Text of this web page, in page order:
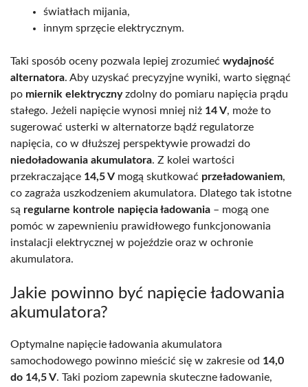
światłach mijania,
innym sprzęcie elektrycznym.
Taki sposób oceny pozwala lepiej zrozumieć wydajność
alternatora. Aby uzyskać precyzyjne wyniki, warto sięgnąć
po miernik elektrycznyzdolny do pomiaru napięcia prądu
stałego. Jeżeli napięcie wynosi mniej niż 14 V, może to
sugerować usterki w alternatorze bądź regulatorze
napięcia, co w dłuższej perspektywie prowadzi do
niedoładowania akumulatora. Z kolei wartości
przekraczające 14,5 V mogą skutkować przeładowaniem,
co zagraża uszkodzeniem akumulatora. Dlatego tak istotne
są regularne kontrole napięcia ładowania – mogą one
pomóc w zapewnieniu prawidłowego funkcjonowania
instalacji elektrycznej w pojeździe oraz w ochronie
akumulatora.
Jakie powinno być napięcie ładowania
akumulatora?
Optymalne napięcie ładowania akumulatora
samochodowego powinno mieścić się w zakresie od 14,0
do 14,5 V. Taki poziom zapewnia skuteczne ładowanie,